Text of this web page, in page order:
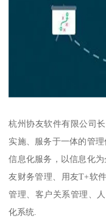
杭州协友软件有限公司
实施、服务于一体的管
信息化服务，以信息化
友财务管理、用友T+软
管理、客户关系管理、
化系统.